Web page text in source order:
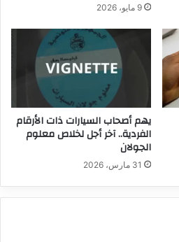
9 مايو، 2026
يهم أصحاب السيارات ذات الأرقام
الفردية.. آخر أجل لخلاص معلوم
الجولان
31 مارس، 2026